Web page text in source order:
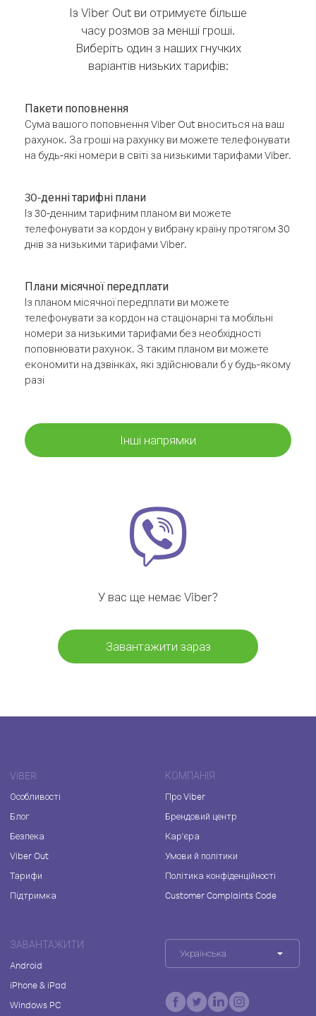
Із Viber Out ви отримуєте більше
часу розмов за менші гроші.
Виберіть один з наших гнучких
варіантів низьких тарифів:
Пакети поповнення
Сума вашого поповнення Viber Out вноситься на ваш
рахунок. За гроші на рахунку ви можете телефонувати
на будь-які номери в світі за низькими тарифами Viber.
30-денні тарифні плани
Із 30-денним тарифним планом ви можете
телефонувати за кордон у вибрану країну протягом 30
днів за низькими тарифами Viber.
Плани місячної передплати
Із планом місячної передплати ви можете
телефонувати за кордон на стаціонарні та мобільні
номери за низькими тарифами без необхідності
поповнювати рахунок. З таким планом ви можете
економити на дзвінках, які здійснювали б у будь-якому
разі
Інші напрямки
У вас ще немає Viber?
Завантажити зараз
VIBER
Особливості
Блог
Безпека
Viber Out
Тарифи
Підтримка
КОМПАНІЯ
Про Viber
Брендовий центр
Кар'єра
Умови й політики
Політика конфіденційності
Customer Complaints Code
ЗАВАНТАЖИТИ
Android
iPhone & iPad
Windows PC
Українська